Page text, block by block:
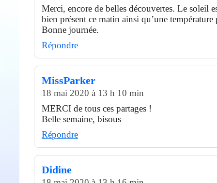
Merci, encore de belles découvertes. Le soleil
bien présent ce matin ainsi qu’une température
Bonne journée.
Répondre
MissParker
18 mai 2020 à 13 h 10 min
MERCI de tous ces partages !
Belle semaine, bisous
Répondre
Didine